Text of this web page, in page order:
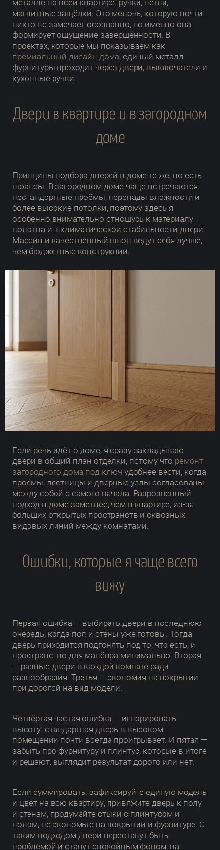
металле по всей квартире: ручки, петли,
магнитные защёлки. Это мелочь, которую почти
никто не замечает осознанно, но именно она
формирует ощущение завершённости. В
проектах, которые мы показываем как
премиальный дизайн дома, единый металл
фурнитуры проходит через двери, выключатели и
кухонные ручки.
Двери в квартире и в загородном
доме
Принципы подбора дверей в доме те же, но есть
нюансы. В загородном доме чаще встречаются
нестандартные проёмы, перепады влажности и
более высокие потолки, поэтому здесь я
особенно внимательно отношусь к материалу
полотна и к климатической стабильности двери.
Массив и качественный шпон ведут себя лучше,
чем бюджетные конструкции.
Если речь идёт о доме, я сразу закладываю
двери в общий план отделки, потому что ремонт
загородного дома под ключ удобнее вести, когда
проёмы, лестницы и дверные узлы согласованы
между собой с самого начала. Разрозненный
подход в доме заметнее, чем в квартире, из-за
больших открытых пространств и сквозных
видовых линий между комнатами.
Ошибки, которые я чаще всего
вижу
Первая ошибка — выбирать двери в последнюю
очередь, когда пол и стены уже готовы. Тогда
дверь приходится подгонять под то, что есть, и
пространство для манёвра минимально. Вторая
— разные двери в каждой комнате ради
разнообразия. Третья — экономия на покрытии
при дорогой на вид модели.
Четвёртая частая ошибка — игнорировать
высоту: стандартная дверь в высоком
помещении почти всегда проигрывает. И пятая —
забыть про фурнитуру и плинтус, которые в итоге
и решают, выглядит результат дорого или нет.
Если суммировать: зафиксируйте единую модель
и цвет на всю квартиру, привяжите дверь к полу
и стенам, продумайте стыки с плинтусом и
полом, не экономьте на покрытии и фурнитуре. С
таким подходом двери перестанут быть
проблемой и станут спокойным фоном, на